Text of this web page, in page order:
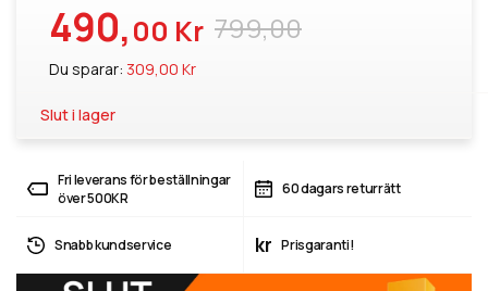
799,00
490,00 Kr
Du sparar: 309,00 Kr
Slut i lager
Fri leverans för beställningar
över 500KR
60 dagars returrätt
Snabb kundservice kr Prisgaranti!